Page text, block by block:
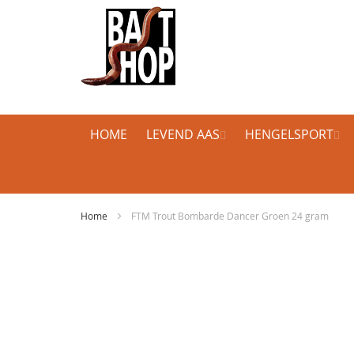
HOME LEVEND AAS HENGELSPORT
Home FTM Trout Bombarde Dancer Groen 24 gram